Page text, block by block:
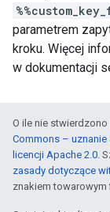
parametrem
kroku. Więcej
w dokumentacji
O ile nie
Commons – uznanie
licencji Apache 2.0.
zasady dotyczące
znakiem